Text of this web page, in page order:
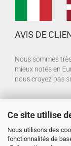
Ce site utilise
Nous utilisons des
fonctionnalités de
AVIS DE
Nous sommes
mieux notés en
nous croyez pas